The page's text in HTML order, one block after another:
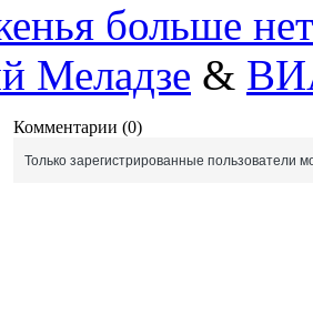
больше нет
Меладзе &
Комментарии (0)
Только зарегистрированные пользователи